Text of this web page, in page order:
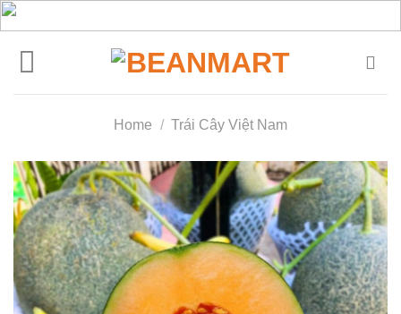
Skip
to
content
Home / Trái Cây Việt Nam